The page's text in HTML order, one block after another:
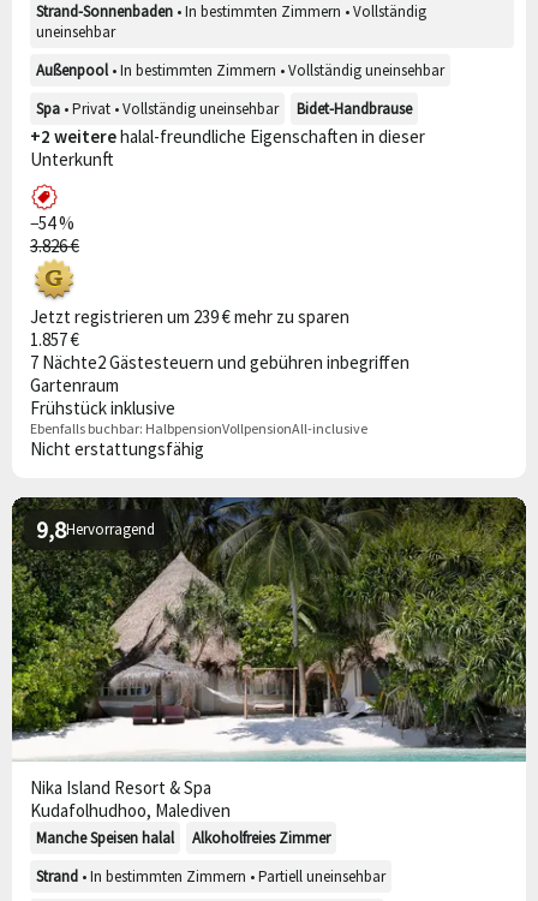
Strand-Sonnenbaden • In bestimmten Zimmern • Vollständig
uneinsehbar
Außenpool• In bestimmten Zimmern • Vollständig uneinsehbar
Spa • Privat • Vollständig uneinsehbar Bidet-Handbrause
+2 weiterehalal-freundliche Eigenschaften in dieser
Unterkunft
−54 %
3.826 €
Jetzt registrieren um 239 € mehr zu sparen
1.857 €
7 Nächte2 Gästesteuern und gebühren inbegriffen
Gartenraum
Frühstück inklusive
Ebenfalls buchbar: HalbpensionVollpensionAll-inclusive
Nicht erstattungsfähig
Hervorragend
9,8
Nika Island Resort & Spa
Kudafolhudhoo, Malediven
Manche Speisen halal
Alkoholfreies Zimmer
Strand • In bestimmten Zimmern • Partiell uneinsehbar